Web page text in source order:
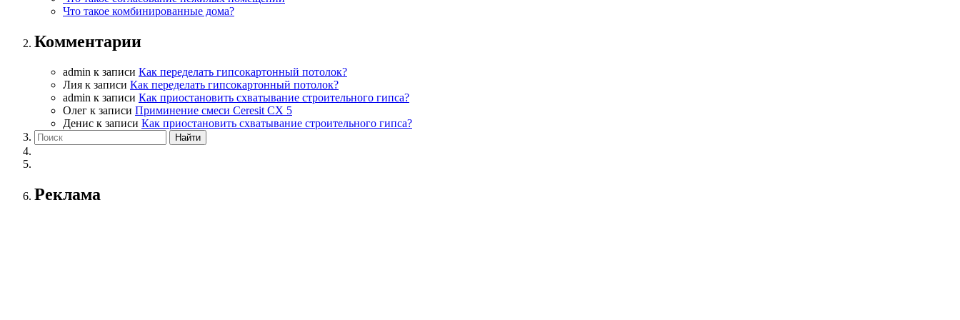
Что такое комбинированные дома?
Комментарии
admin к записи Как переделать гипсокартонный потолок?
Лия к записи Как переделать гипсокартонный потолок?
admin к записи Как приостановить схватывание строительного гипса?
Олег к записи Приминение смеси Ceresit СХ 5
Денис к записи Как приостановить схватывание строительного гипса?
Реклама